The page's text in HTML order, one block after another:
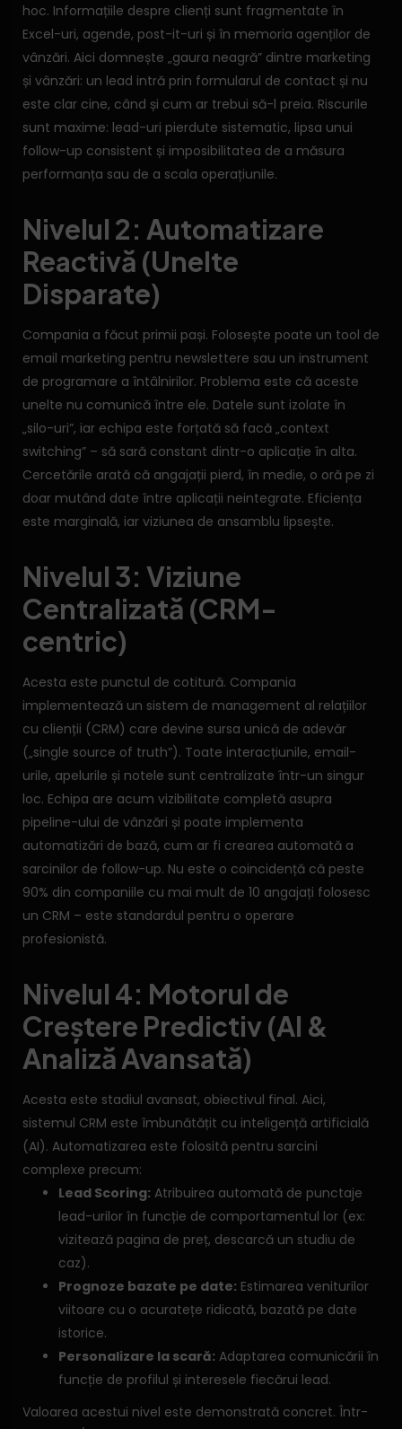
hoc. Informațiile despre clienți sunt fragmentate în
Excel-uri, agende, post-it-uri și în memoria agenților de
vânzări. Aici domnește „gaura neagră” dintre marketing
și vânzări: un lead intră prin formularul de contact și nu
este clar cine, când și cum ar trebui să-l preia. Riscurile
sunt maxime: lead-uri pierdute sistematic, lipsa unui
follow-up consistent și imposibilitatea de a măsura
performanța sau de a scala operațiunile.
Nivelul 2: Automatizare
Reactivă (Unelte
Disparate)
Compania a făcut primii pași. Folosește poate un tool de
email marketing pentru newslettere sau un instrument
de programare a întâlnirilor. Problema este că aceste
unelte nu comunică între ele. Datele sunt izolate în
„silo-uri”, iar echipa este forțată să facă „context
switching” – să sară constant dintr-o aplicație în alta.
Cercetările arată că angajații pierd, în medie, o oră pe zi
doar mutând date între aplicații neintegrate. Eficiența
este marginală, iar viziunea de ansamblu lipsește.
Nivelul 3: Viziune
Centralizată (CRM-
centric)
Acesta este punctul de cotitură. Compania
implementează un sistem de management al relațiilor
cu clienții (CRM) care devine sursa unică de adevăr
(„single source of truth”). Toate interacțiunile, email-
urile, apelurile și notele sunt centralizate într-un singur
loc. Echipa are acum vizibilitate completă asupra
pipeline-ului de vânzări și poate implementa
automatizări de bază, cum ar fi crearea automată a
sarcinilor de follow-up. Nu este o coincidență că peste
90% din companiile cu mai mult de 10 angajați folosesc
un CRM – este standardul pentru o operare
profesionistă.
Nivelul 4: Motorul de
Creștere Predictiv (AI &
Analiză Avansată)
Acesta este stadiul avansat, obiectivul final. Aici,
sistemul CRM este îmbunătățit cu inteligență artificială
(AI). Automatizarea este folosită pentru sarcini
complexe precum:
Lead Scoring: Atribuirea automată de punctaje
lead-urilor în funcție de comportamentul lor (ex:
vizitează pagina de preț, descarcă un studiu de
caz).
Prognoze bazate pe date: Estimarea veniturilor
viitoare cu o acuratețe ridicată, bazată pe date
istorice.
Personalizare la scară: Adaptarea comunicării în
funcție de profilul și interesele fiecărui lead.
Valoarea acestui nivel este demonstrată concret. Într-